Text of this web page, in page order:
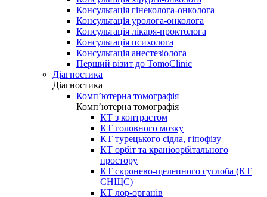
Консультація гінеколога-онколога
Консультація уролога-онколога
Консультація лікаря-проктолога
Консультація психолога
Консультація анестезіолога
Перший візит до TomoClinic
Діагностика
Діагностика
Комп’ютерна томографія
Комп’ютерна томографія
КТ з контрастом
КТ головного мозку
КТ турецького сідла, гіпофізу
КТ орбіт та краніоорбітального
простору
КТ скронево-щелепного суглоба (КТ
СНЩС)
КТ лор-органів